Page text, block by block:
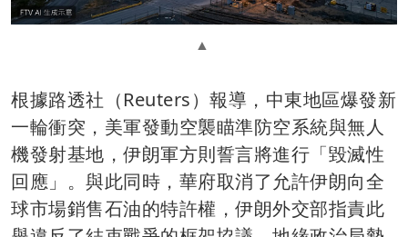
根據路透社（Reuters）報導，中東地區爆發新
一輪衝突，美軍發動空襲瞄準防空系統與無人
機發射基地，伊朗軍方則誓言將進行「毀滅性
回應」。與此同時，華府取消了允許伊朗向全
球市場銷售石油的特許權，伊朗外交部指責此